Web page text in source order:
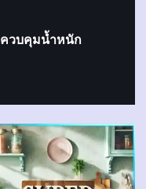
ควบคุมน้ำหนัก